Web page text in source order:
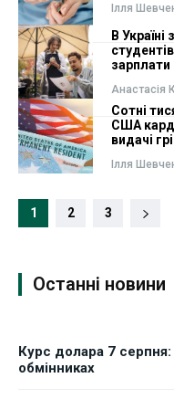
Ілля
В
зарплати
Анастасія
Сотні
США
видачі
Ілля
1 2 3
Останні новини
Курс долара 7
обмінниках